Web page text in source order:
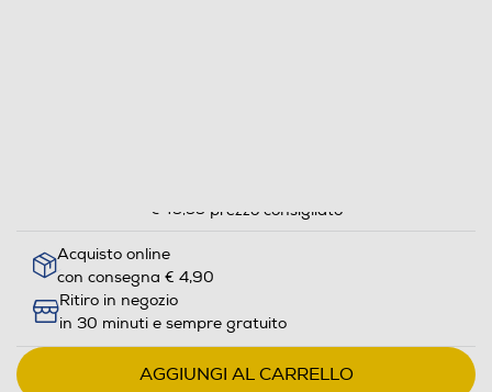
€ 49,99 prezzo consigliato
Acquisto online
con consegna € 4,90
Ritiro in negozio
in 30 minuti e sempre gratuito
AGGIUNGI AL CARRELLO